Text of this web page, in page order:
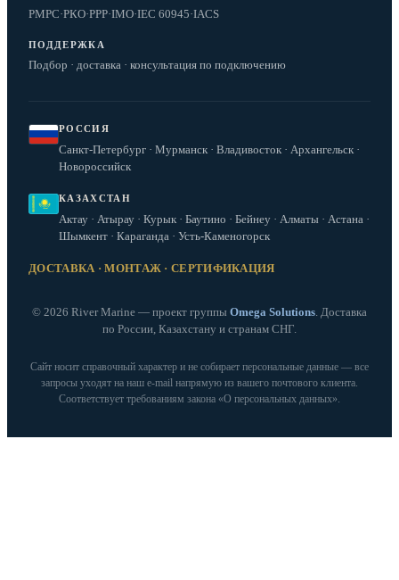
РМРС·РКО·РРР·IMO·IEC 60945·IACS
ПОДДЕРЖКА
Подбор · доставка · консультация по подключению
РОССИЯ
Санкт-Петербург · Мурманск · Владивосток · Архангельск ·
Новороссийск
КАЗАХСТАН
Актау · Атырау · Курык · Баутино · Бейнеу · Алматы · Астана ·
Шымкент · Караганда · Усть-Каменогорск
ДОСТАВКА · МОНТАЖ · СЕРТИФИКАЦИЯ
© 2026 River Marine — проект группы Omega Solutions. Доставка
по России, Казахстану и странам СНГ.
Сайт носит справочный характер и не собирает персональные данные — все
запросы уходят на наш e‑mail напрямую из вашего почтового клиента.
Соответствует требованиям закона «О персональных данных».